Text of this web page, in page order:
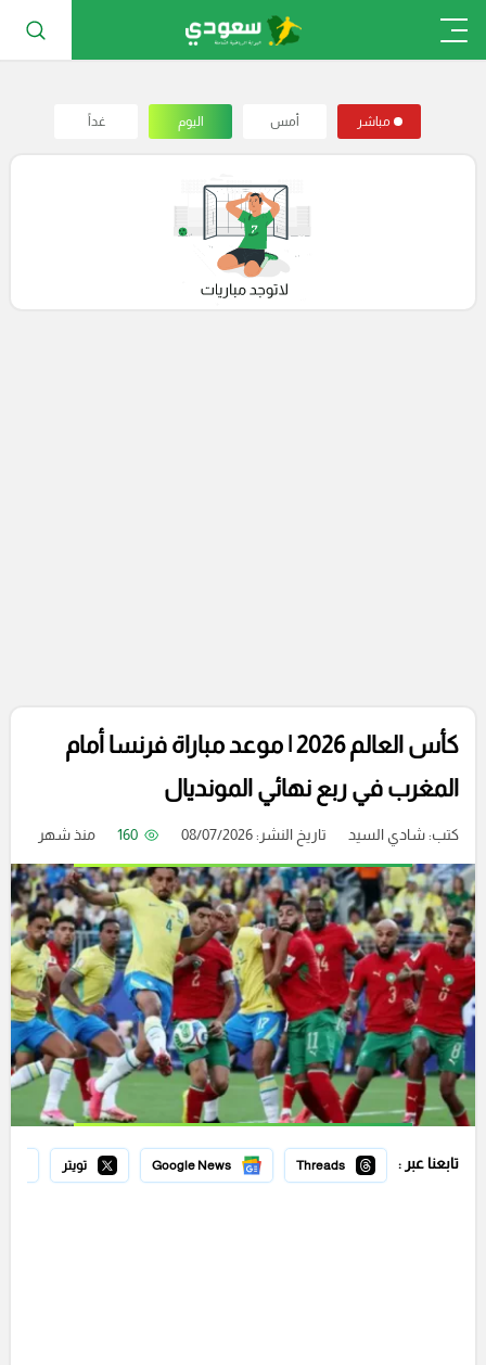
مباشر أمس اليوم غداً
كأس العالم 2026 | موعد مباراة فرنسا أمام
المغرب في ربع نهائي المونديال
كتب:شادي السيد تاريخ النشر: 08/07/2026 160 منذ شهر
تابعنا عبر : Threads
Google News تويتر